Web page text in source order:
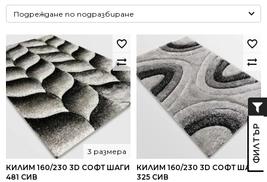
КИЛИМ 160/230 3D СОФТ ШАГИ
481 СИВ
3 размера
КИЛИМ 160/230 3D СОФТ ШАГИ
325 СИВ